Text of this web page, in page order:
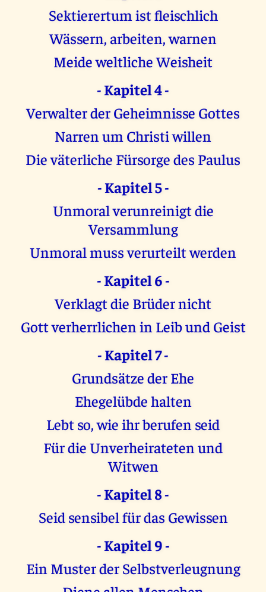
Sektierertum ist fleischlich
Wässern, arbeiten, warnen
Meide weltliche Weisheit
- Kapitel 4 -
Verwalter der Geheimnisse Gottes
Narren um Christi willen
Die väterliche Fürsorge des Paulus
- Kapitel 5 -
Unmoral verunreinigt die
Versammlung
Unmoral muss verurteilt werden
- Kapitel 6 -
Verklagt die Brüder nicht
Gott verherrlichen in Leib und Geist
- Kapitel 7 -
Grundsätze der Ehe
Ehegelübde halten
Lebt so, wie ihr berufen seid
Für die Unverheirateten und
Witwen
- Kapitel 8 -
Seid sensibel für das Gewissen
- Kapitel 9 -
Ein Muster der Selbstverleugnung